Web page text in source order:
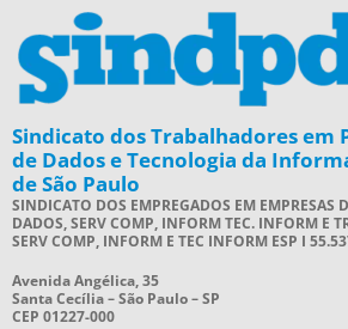
Sindicato dos Trabalhadores em
de Dados e Tecnologia da
de São Paulo
SINDICATO DOS EMPREGADOS EM EMPRESAS
DADOS, SERV COMP, INFORM TEC. INFORM E
SERV COMP, INFORM E TEC INFORM ESP I
Avenida Angélica, 35
Santa Cecília – São Paulo – SP
CEP 01227-000